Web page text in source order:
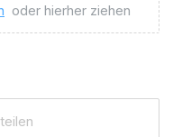
oder hierher ziehen